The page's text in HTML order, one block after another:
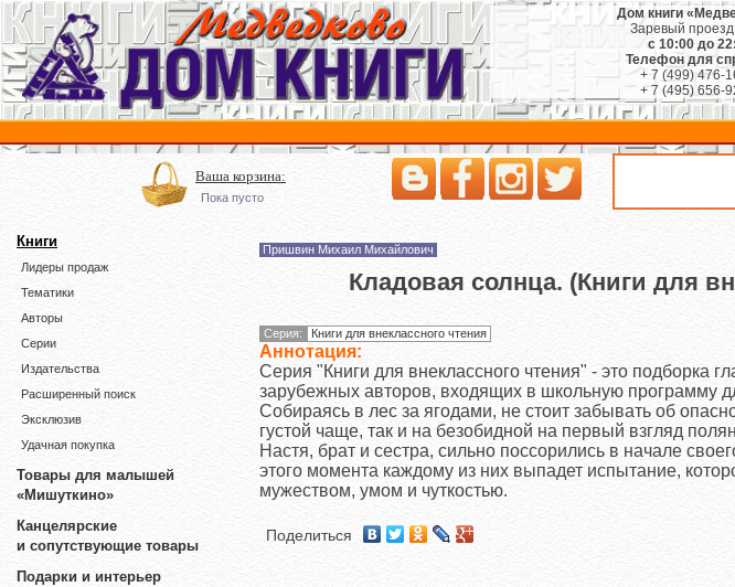
Дом книги
Заревый
с 10:00 до
Телефон для
+ 7 (499) 476-
+ 7 (495) 656-
Ваша корзина:
Пока пусто
Книги
Лидеры продаж
Тематики
Авторы
Серии
Издательства
Расширенный поиск
Эксклюзив
Удачная покупка
Товары для малышей
«Мишуткино»
Канцелярские
и сопутствующие товары
Подарки и интерьер
Пришвин Михаил Михайлович
Кладовая солнца. (Книги для
Серия: Книги для внеклассного чтения
Аннотация:
Серия "Книги для внеклассного чтения" - это подборка
зарубежных авторов, входящих в школьную программу
Собираясь в лес за ягодами, не стоит забывать об
густой чаще, так и на безобидной на первый взгляд
Настя, брат и сестра, сильно поссорились в начале
этого момента каждому из них выпадет испытание,
мужеством, умом и чуткостью.
Поделиться